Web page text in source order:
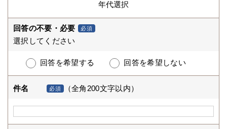
回答の不要・必要 必須
選択してください
回答を希望する 回答を希望しない
件名 必須 （全角200文字以内）